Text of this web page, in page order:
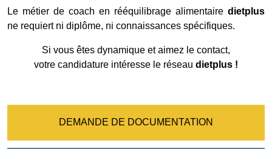
Le métier de coach en rééquilibrage alimentaire dietplus
ne requiert ni diplôme, ni connaissances spécifiques.
Si vous êtes dynamique et aimez le contact,
votre candidature intéresse le réseau dietplus !
DEMANDE DE DOCUMENTATION